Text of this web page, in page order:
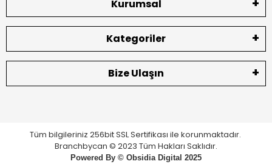
Kurumsal
Kategoriler
Bize Ulaşın
Tüm bilgileriniz 256bit SSL Sertifikası ile korunmaktadır.
Branchbycan © 2023 Tüm Hakları Saklıdır.
Powered By © Obsidia Digital 2025